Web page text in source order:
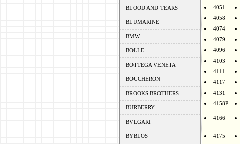
BLOOD AND TEARS
BLUMARINE
BMW
BOLLE
BOTTEGA VENETA
BOUCHERON
BROOKS BROTHERS
BURBERRY
BVLGARI
BYBLOS
4051
4058
4074
4079
4096
4103
4111
4117
4131
4158P
4166
4175